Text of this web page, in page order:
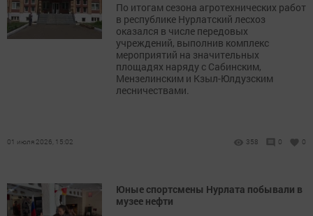
По итогам сезона агротехнических работ
в республике Нурлатский лесхоз
оказался в числе передовых
учреждений, выполнив комплекс
мероприятий на значительных
площадях наряду с Сабинским,
Мензелинским и Кзыл-Юлдузским
лесничествами.
01 июля 2026, 15:02 358 0 0
Юные спортсмены Нурлата побывали в
музее нефти